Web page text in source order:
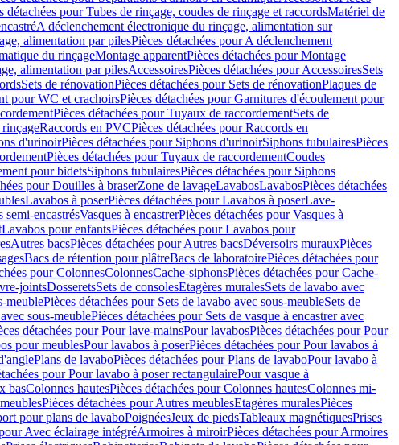
détachées pour Tubes de rinçage, coudes de rinçage et raccordsMatériel de
A déclenchement électronique du rinçage, alimentation sur
alimentation par pilesPièces détachées pour A déclenchement
du rinçageMontage apparentPièces détachées pour Montage
alimentation par pilesAccessoiresPièces détachées pour AccessoiresSets
Sets de rénovationPièces détachées pour Sets de rénovationPlaques de
pour WC et crachoirsPièces détachées pour Garnitures d'écoulement pour
Pièces détachées pour Tuyaux de raccordementSets de
rinçageRaccords en PVCPièces détachées pour Raccords en
d'urinoirPièces détachées pour Siphons d'urinoirSiphons tubulairesPièces
Pièces détachées pour Tuyaux de raccordementCoudes
pour bidetsSiphons tubulairesPièces détachées pour Siphons
pour Douilles à braserZone de lavageLavabosLavabosPièces détachées
Lavabos à poserPièces détachées pour Lavabos à poserLave-
semi-encastrésVasques à encastrerPièces détachées pour Vasques à
Lavabos pour enfantsPièces détachées pour Lavabos pour
Autres bacsPièces détachées pour Autres bacsDéversoirs murauxPièces
Bacs de rétention pour plâtreBacs de laboratoirePièces détachées pour
pour ColonnesColonnesCache-siphonsPièces détachées pour Cache-
jointsDosseretsSets de consolesEtagères muralesSets de lavabo avec
meublePièces détachées pour Sets de lavabo avec sous-meubleSets de
sous-meublePièces détachées pour Sets de vasque à encastrer avec
détachées pour Pour lave-mainsPour lavabosPièces détachées pour Pour
pour meublesPour lavabos à poserPièces détachées pour Pour lavabos à
Plans de lavaboPièces détachées pour Plans de lavaboPour lavabo à
pour Pour lavabo à poser rectangulairePour vasque à
basColonnes hautesPièces détachées pour Colonnes hautesColonnes mi-
Pièces détachées pour Autres meublesEtagères muralesPièces
pour plans de lavaboPoignéesJeux de piedsTableaux magnétiquesPrises
Avec éclairage intégréArmoires à miroirPièces détachées pour Armoires